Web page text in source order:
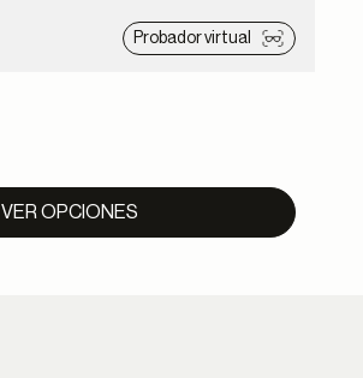
Probador virtual
VER OPCIONES